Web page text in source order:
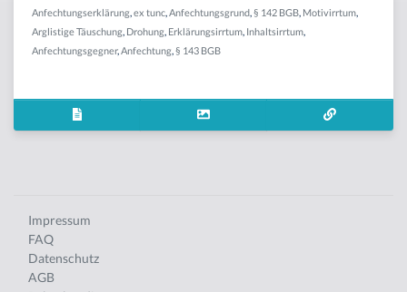
Anfechtungserklärung ex tunc Anfechtungsgrund § 142 BGB Motivirrtum
Arglistige Täuschung Drohung Erklärungsirrtum Inhaltsirrtum
Anfechtungsgegner, Anfechtung § 143 BGB
Impressum
FAQ
Datenschutz
AGB